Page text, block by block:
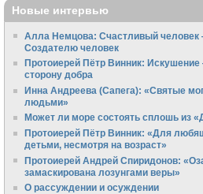
Новые интервью
Алла Немцова: Счастливый человек
Создателю человек
Протоиерей Пётр Винник:
сторону добра
Инна Андреева (Сапега): «Святые
людьми»
Может ли море состоять сплошь из
Протоиерей Пётр Винник: «Для
детьми, несмотря на возраст»
Протоиерей Андрей Спиридонов:
замаскирована лозунгами веры»
О рассуждении и осуждении